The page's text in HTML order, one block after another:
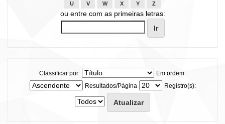
U
V W X Y Z
ou entre com as primeiras letras:
Classificar por:
Em ordem:
Resultados/Página
Registro(s):